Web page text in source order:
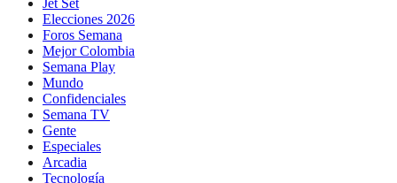
Elecciones 2026
Foros Semana
Mejor Colombia
Semana Play
Mundo
Confidenciales
Semana TV
Gente
Especiales
Arcadia
Tecnología